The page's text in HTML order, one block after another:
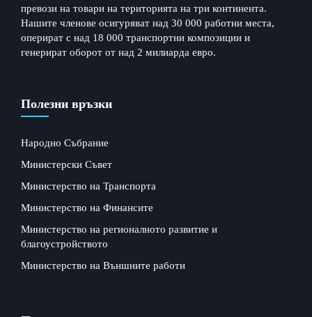
превози на товари на територията на три континента.
Нашите членове осигуряват над 30 000 работни места,
оперират с над 18 000 транспортни композиции и
генерират оборот от над 2 милиарда евро.
Полезни връзки
Народно Събрание
Министерски Съвет
Министерство на Транспорта
Министерство на Финансите
Министерство на регионалното развитие и
благоустройството
Министерство на Външните работи